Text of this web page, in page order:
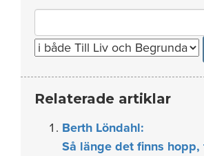
for:
Relaterade artiklar
Berth Löndahl:
Så länge det finns